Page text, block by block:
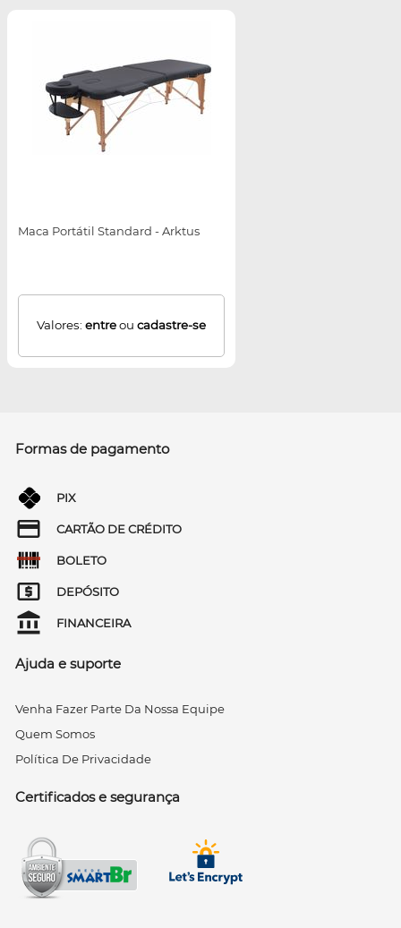
Maca Portátil Standard - Arktus
Valores: entreou cadastre-se
Formas de pagamento
PIX
CARTÃO DE CRÉDITO
BOLETO
DEPÓSITO
FINANCEIRA
Ajuda e suporte
Venha Fazer Parte Da Nossa Equipe
Quem Somos
Política De Privacidade
Certificados e segurança